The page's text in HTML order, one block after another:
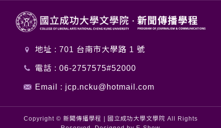
地址 : 701 台南市大學路 1 號
電話 : 06-2757575#52000
Email : jcp.ncku@hotmail.com
Copyright © 新聞傳播學程 | 國立成功大學文學院 All Rights